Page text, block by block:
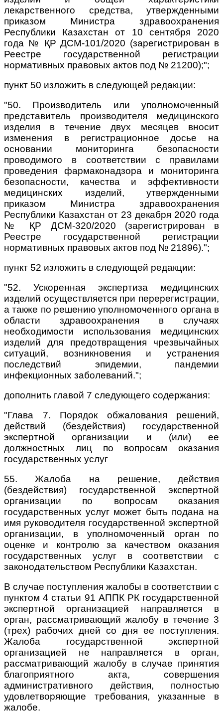
лекарственного средства, утвержденными
приказом Министра здравоохранения
Республики Казахстан от 10 сентября 2020
года № ҚР ДСМ-101/2020 (зарегистрирован в
Реестре государственной регистрации
нормативных правовых актов под № 21200);";
пункт 50 изложить в следующей редакции:
"50. Производитель или уполномоченный
представитель производителя медицинского
изделия в течение двух месяцев вносит
изменения в регистрационное досье на
основании мониторинга безопасности
проводимого в соответствии с правилами
проведения фармаконадзора и мониторинга
безопасности, качества и эффективности
медицинских изделий, утвержденными
приказом Министра здравоохранения
Республики Казахстан от 23 декабря 2020 года
№ ҚР ДСМ-320/2020 (зарегистрирован в
Реестре государственной регистрации
нормативных правовых актов под № 21896).";
пункт 52 изложить в следующей редакции:
"52. Ускоренная экспертиза медицинских
изделий осуществляется при перерегистрации,
а также по решению уполномоченного органа в
области здравоохранения в случаях
необходимости использования медицинских
изделий для предотвращения чрезвычайных
ситуаций, возникновения и устранения
последствий эпидемии, пандемии
инфекционных заболеваний.";
дополнить главой 7 следующего содержания:
"Глава 7. Порядок обжалования решений,
действий (бездействия) государственной
экспертной организации и (или) ее
должностных лиц по вопросам оказания
государственных услуг
55. Жалоба на решение, действия
(бездействия) государственной экспертной
организации по вопросам оказания
государственных услуг может быть подана на
имя руководителя государственной экспертной
организации, в уполномоченный орган по
оценке и контролю за качеством оказания
государственных услуг в соответствии с
законодательством Республики Казахстан.
В случае поступления жалобы в соответствии с
пунктом 4 статьи 91 АППК РК государственной
экспертной организацией направляется в
орган, рассматривающий жалобу в течение 3
(трех) рабочих дней со дня ее поступления.
Жалоба государственной экспертной
организацией не направляется в орган,
рассматривающий жалобу в случае принятия
благоприятного акта, совершения
административного действия, полностью
удовлетворяющие требования, указанные в
жалобе.